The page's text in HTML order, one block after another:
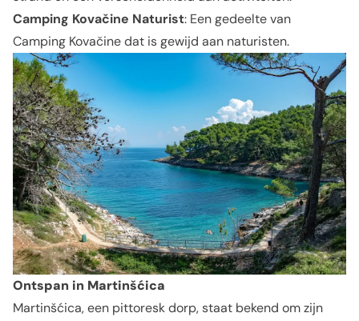
Camping Kovačine Naturist: Een gedeelte van
Camping Kovačine dat is gewijd aan naturisten.
Ontspan in Martinšćica
Martinšćica, een pittoresk dorp, staat bekend om zijn